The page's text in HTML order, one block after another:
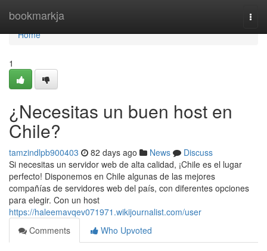
bookmarkja
Home
Home
1
¿Necesitas un buen host en
Chile?
tamzindlpb900403 82 days ago News
Discuss
Si necesitas un servidor web de alta calidad, ¡Chile es el lugar
perfecto! Disponemos en Chile algunas de las mejores
compañías de servidores web del país, con diferentes opciones
para elegir. Con un host
https://haleemavqev071971.wikijournalist.com/user
Comments
Who Upvoted